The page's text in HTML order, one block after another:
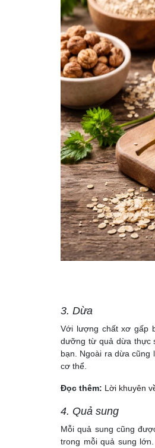
3. Dừa
Với lượng chất xơ gấp
dưỡng từ quả dừa thực
bạn. Ngoài ra dừa
cơ thể.
Đọc thêm: Lời khuyên
4. Quả sung
Mỗi quả sung cũng
trong mỗi quả sung